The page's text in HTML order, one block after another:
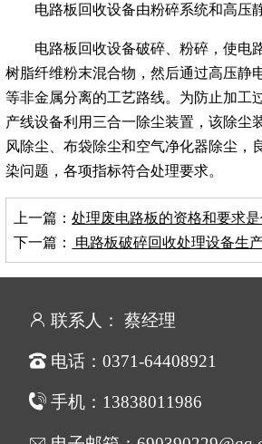
电路板回收设备由粉碎系统和高压
电路板回收设备破碎、粉碎，使电
树脂纤维粉末混合物，然后通过高压静
等非金属分离的工艺路线。为防止加工
产线设备利用三合一除尘装置，该除尘
风除尘、布袋除尘和空气净化器除尘，
染问题，各项指标符合处理要求。
上一篇：处理废电路板的资格和要求是
下一篇：
电路板破碎回收处理设备生
联系人： 蔡经理
电话：0371-64408921
手机：13838011986